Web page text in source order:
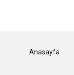
Anasayfa